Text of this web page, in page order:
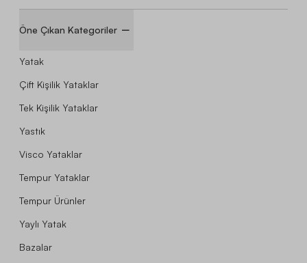
Öne Çıkan Kategoriler
Yatak
Çift Kişilik Yataklar
Tek Kişilik Yataklar
Yastık
Visco Yataklar
Tempur Yataklar
Tempur Ürünler
Yaylı Yatak
Bazalar